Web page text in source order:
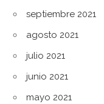
septiembre 2021
agosto 2021
julio 2021
junio 2021
mayo 2021